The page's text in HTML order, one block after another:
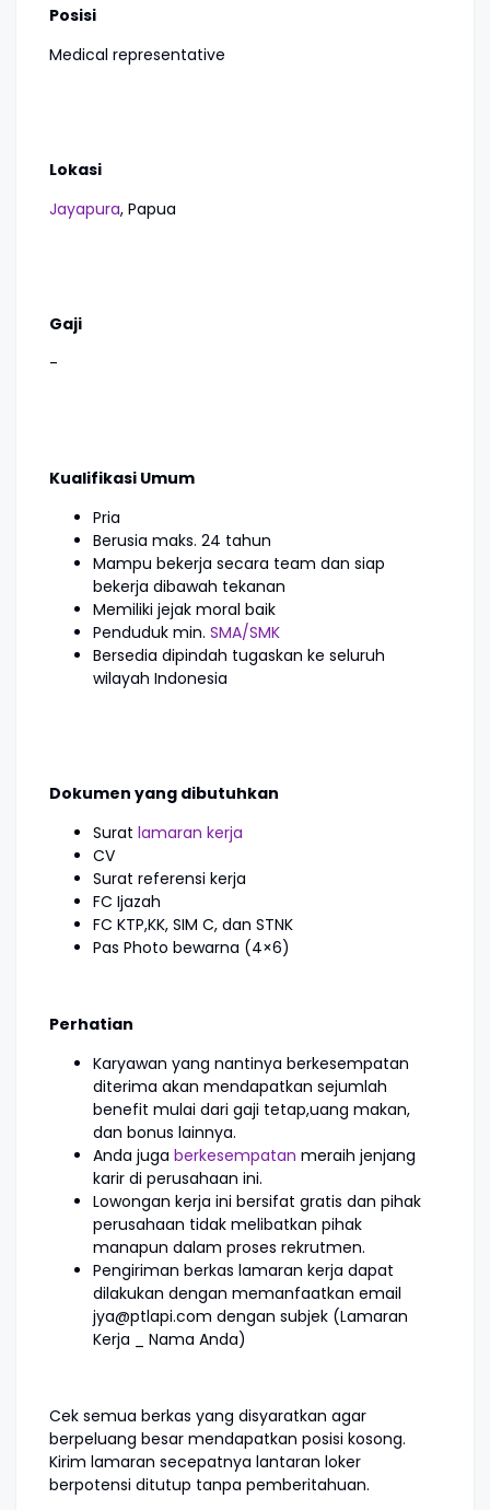
Posisi
Medical representative
Lokasi
Jayapura, Papua
Gaji
-
Kualifikasi Umum
Pria
Berusia maks. 24 tahun
Mampu bekerja secara team dan siap
bekerja dibawah tekanan
Memiliki jejak moral baik
Penduduk min. SMA/SMK
Bersedia dipindah tugaskan ke seluruh
wilayah Indonesia
Dokumen yang dibutuhkan
Surat lamaran kerja
CV
Surat referensi kerja
FC Ijazah
FC KTP,KK, SIM C, dan STNK
Pas Photo bewarna (4×6)
Perhatian
Karyawan yang nantinya berkesempatan
diterima akan mendapatkan sejumlah
benefit mulai dari gaji tetap,uang makan,
dan bonus lainnya.
Anda juga berkesempatan meraih jenjang
karir di perusahaan ini.
Lowongan kerja ini bersifat gratis dan pihak
perusahaan tidak melibatkan pihak
manapun dalam proses rekrutmen.
Pengiriman berkas lamaran kerja dapat
dilakukan dengan memanfaatkan email
jya@ptlapi.com dengan subjek (Lamaran
Kerja _ Nama Anda)
Cek semua berkas yang disyaratkan agar
berpeluang besar mendapatkan posisi kosong.
Kirim lamaran secepatnya lantaran loker
berpotensi ditutup tanpa pemberitahuan.